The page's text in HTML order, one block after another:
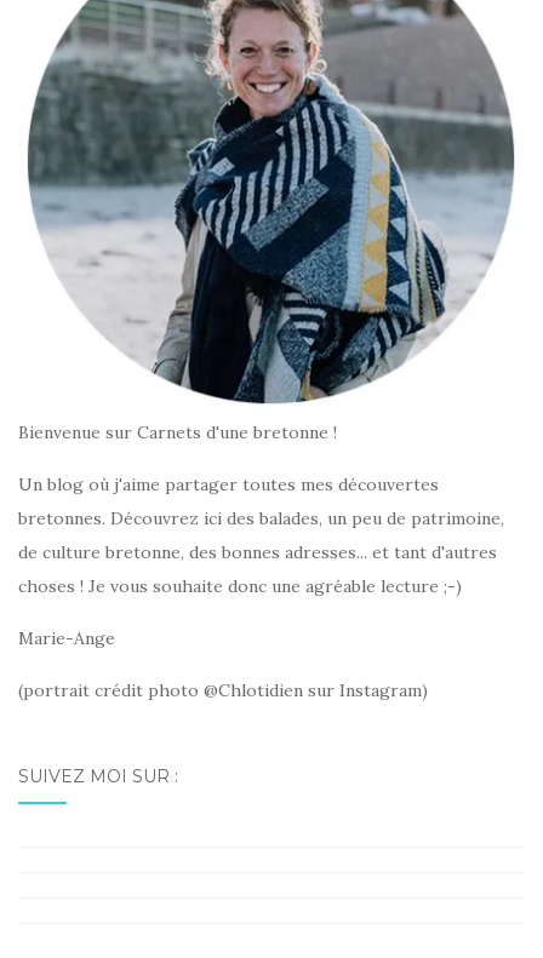
Bienvenue sur Carnets d'une bretonne !
Un blog où j'aime partager toutes mes découvertes
bretonnes. Découvrez ici des balades, un peu de patrimoine,
de culture bretonne, des bonnes adresses... et tant d'autres
choses ! Je vous souhaite donc une agréable lecture ;-)
Marie-Ange
(portrait crédit photo @Chlotidien sur Instagram)
SUIVEZ MOI SUR :